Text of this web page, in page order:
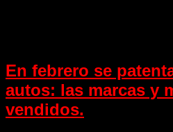
En febrero se
autos: las marcas y
vendidos.